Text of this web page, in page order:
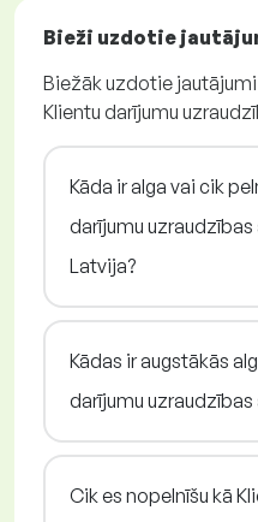
Bieži uzdotie
Biežāk uzdotie
Klientu darījumu
Kāda ir alga vai cik
darījumu
Latvija?
Kādas ir augstākās
darījumu uzraudzības
Cik es nopelnīšu kā